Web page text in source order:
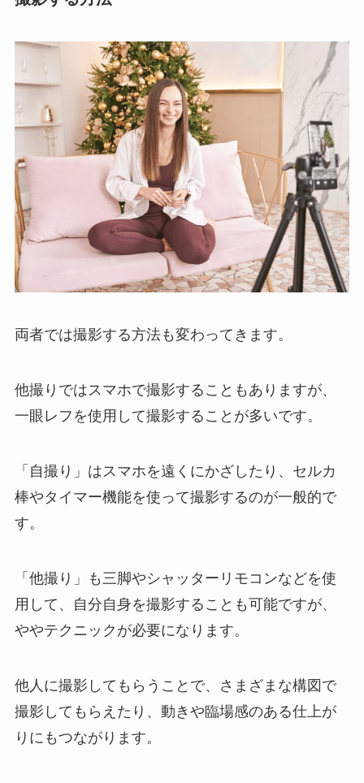
両者では撮影する方法も変わってきます。
他撮りではスマホで撮影することもありますが、
一眼レフを使用して撮影することが多いです。
「自撮り」はスマホを遠くにかざしたり、セルカ
棒やタイマー機能を使って撮影するのが一般的で
す。
「他撮り」も三脚やシャッターリモコンなどを使
用して、自分自身を撮影することも可能ですが、
ややテクニックが必要になります。
他人に撮影してもらうことで、さまざまな構図で
撮影してもらえたり、動きや臨場感のある仕上が
りにもつながります。